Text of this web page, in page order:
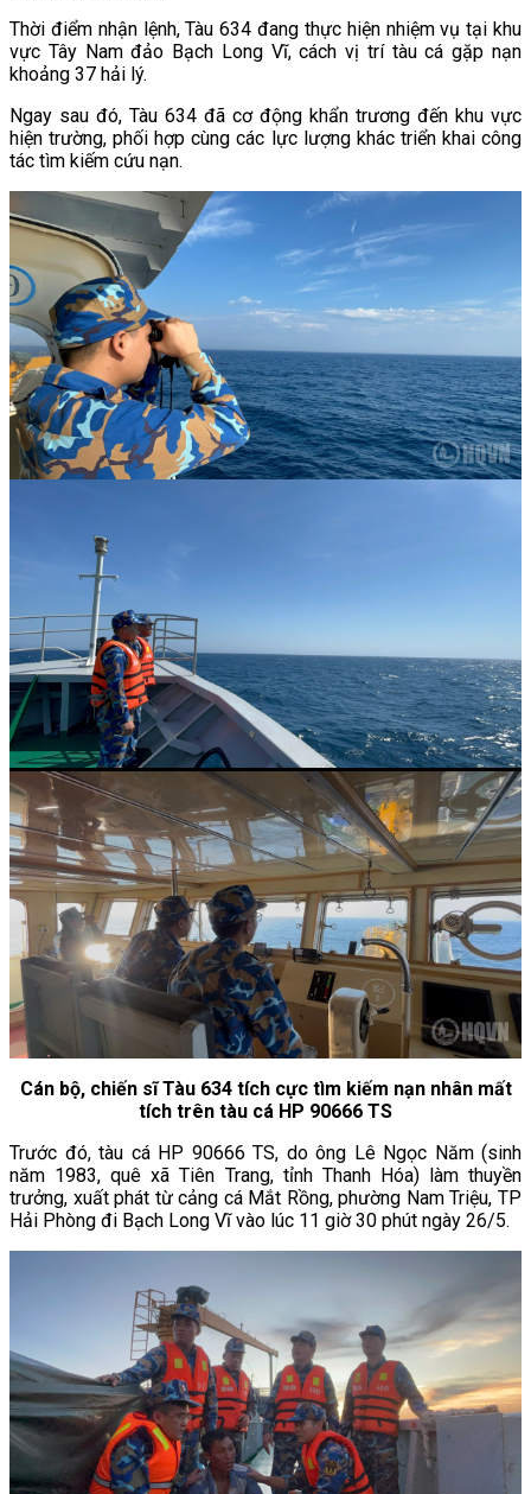
Thời điểm nhận lệnh, Tàu 634 đang thực hiện nhiệm vụ tại khu
vực Tây Nam đảo Bạch Long Vĩ, cách vị trí tàu cá gặp nạn
khoảng 37 hải lý.
Ngay sau đó, Tàu 634 đã cơ động khẩn trương đến khu vực
hiện trường, phối hợp cùng các lực lượng khác triển khai công
tác tìm kiếm cứu nạn.
Cán bộ, chiến sĩ Tàu 634 tích cực tìm kiếm nạn nhân mất
tích trên tàu cá HP 90666 TS
Trước đó, tàu cá HP 90666 TS, do ông Lê Ngọc Năm (sinh
năm 1983, quê xã Tiên Trang, tỉnh Thanh Hóa) làm thuyền
trưởng, xuất phát từ cảng cá Mắt Rồng, phường Nam Triệu, TP
Hải Phòng đi Bạch Long Vĩ vào lúc 11 giờ 30 phút ngày 26/5.